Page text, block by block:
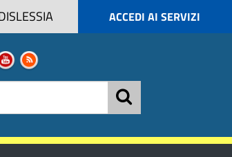
ACCEDI AI SERVIZI